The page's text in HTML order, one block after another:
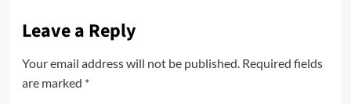
Leave a Reply
Your email address will not be published. Required fields
are marked *